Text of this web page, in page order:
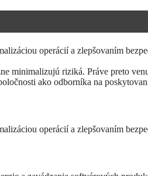
operácií a zlepšovaním
minimalizujú riziká. Práve preto
ako odborníka na
operácií a zlepšovaním